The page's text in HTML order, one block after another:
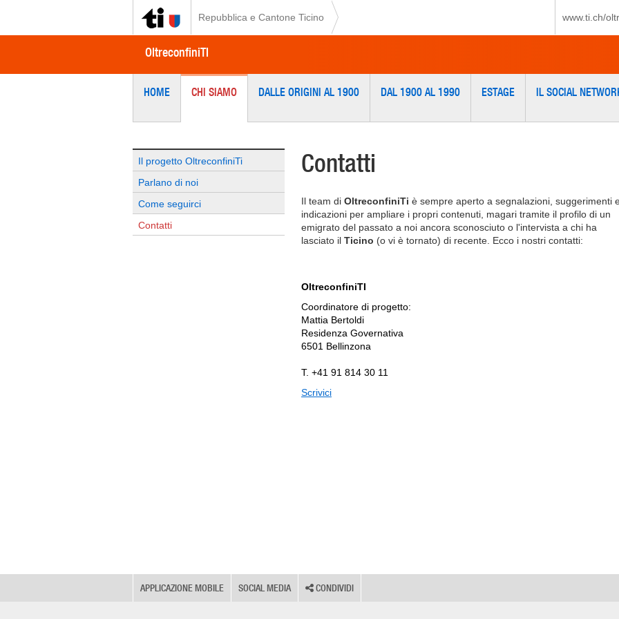
Repubblica e Cantone Ticino www.ti.ch/
OltreconfiniTI
HOME CHI SIAMO DALLE ORIGINI AL 1900 DAL 1900 AL 1990 ESTAGE IL SOCIAL
Il progetto OltreconfiniTi
Parlano di noi
Come seguirci
Contatti
Contatti
Il team di OltreconfiniTi è sempre aperto a segnalazioni, suggerimenti
indicazioni per ampliare i propri contenuti, magari tramite il profilo di un
emigrato del passato a noi ancora sconosciuto o l'intervista a chi ha
lasciato il Ticino (o vi è tornato) di recente. Ecco i nostri contatti:
OltreconfiniTI
Coordinatore di progetto:
Mattia Bertoldi
Residenza Governativa
6501 Bellinzona
T. +41 91 814 30 11
Scrivici
APPLICAZIONE MOBILE SOCIAL MEDIA CONDIVIDI